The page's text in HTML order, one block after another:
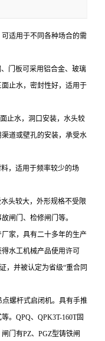
适用于不同各种场合的需
门板可采用铝合金、玻璃
止水，密封性好，适用于
止水，洞口安装，水头较
道或壁孔的安装，承受水
，适用于频率较少的场
头较大，外形规格不受限
闸门、检修闸门等。
家，具有二十多年的生产
水工机械产品使用许可
，并被认定为省级“重合同
点螺杆式启闭机。具有手推
。 QPQ、 QPK3T-160T固
闸门有PZ、 PGZ型铸铁闸